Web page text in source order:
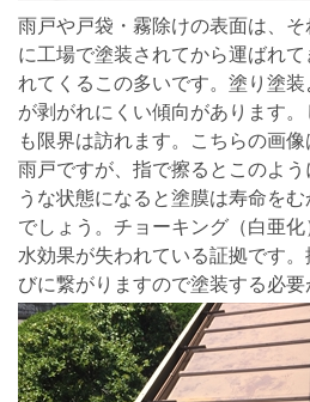
雨戸や戸袋・霧除けの表面は、
に工場で塗装されてから運ばれ
れてくるこの多いです。塗り塗
が剥がれにくい傾向があります
も限界は訪れます。こちらの画
雨戸ですが、指で擦るとこのよ
うな状態になると塗膜は寿命を
でしょう。チョーキング（白亜
水効果が失われている証拠です
びに繋がりますので塗装する必要